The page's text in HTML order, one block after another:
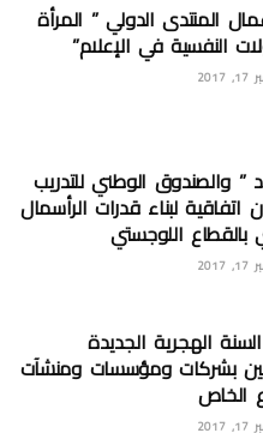
المنتدى الدولي ” المرأة
النفسية في الإعلام”
” والصندوق الوطني للتدريب
اتفاقية لبناء قدرات الرأسمال
بالقطاع اللوجستي
الهجرية الجديدة
بشركات ومؤسسات ومنشآت
الخاص